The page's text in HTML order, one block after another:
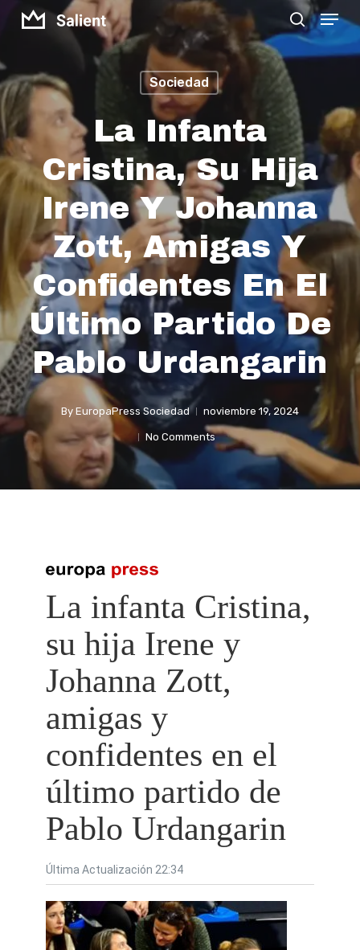
Skip
main
content
search
Menu
Sociedad
La Infanta
Cristina, Su Hija
Irene Y Johanna
Zott, Amigas Y
Confidentes En El
Último Partido De
Pablo Urdangarin
By EuropaPress Sociedad noviembre 19, 2024
No Comments
Close